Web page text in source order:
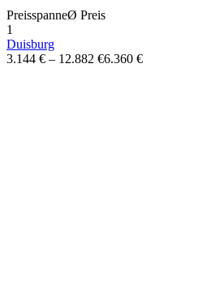
PreisspanneØ Preis
1
Duisburg
3.144 € – 12.882 €6.360 €